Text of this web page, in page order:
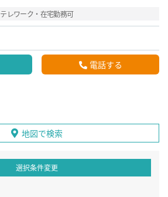
テレワーク・在宅勤務可
電話する
地図で検索
選択条件変更